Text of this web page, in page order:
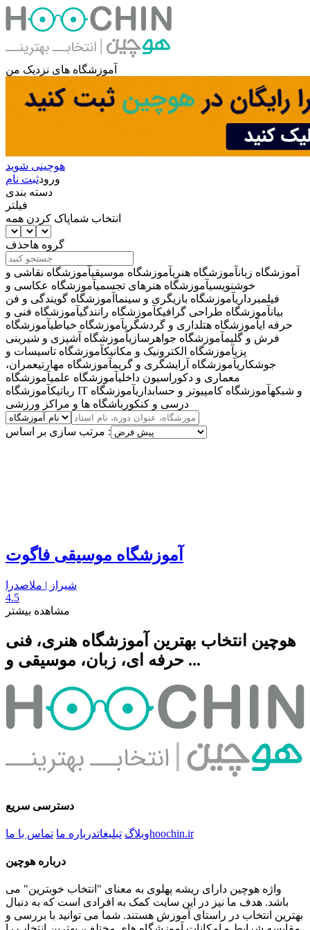
آموزشگاه های نزدیک من
هوچینی شوید
ورودثبت نام
دسته بندی
فیلتر
انتخاب شماپاک کردن همه
گروه هاحذف
آموزشگاه زبانآموزشگاه هنریآموزشگاه موسیقیآموزشگاه نقاشی و
خوشنویسیآموزشگاه هنرهای تجسمیآموزشگاه عکاسی و
فیلمبرداریآموزشگاه بازیگری و سینما آموزشگاه گویندگی و فن
بیانآموزشگاه طراحی گرافیکآموزشگاه رانندگیآموزشگاه فنی و
حرفه ایآموزشگاه هتلداری و گردشگریآموزشگاه خیاطیآموزشگاه
فرش و گلیمآموزشگاه جواهرسازیآموزشگاه آشپزی و شیرینی
پزیآموزشگاه الکترونیک و مکانیکآموزشگاه تاسیسات و
جوشکاریآموزشگاه آرایشگری و گریمآموزشگاه مهارتیعمران،
معماری و دکوراسیون داخلیآموزشگاه علمیآموزشگاه
رباتیک
آموزشگاه IT و شبکهآموزشگاه کامپیوتر و حسابداریآموزشگاه
درسی و کنکور باشگاه ها و مراکز ورزشی
مرتب سازی بر اساس :
آموزشگاه موسیقی فاگوت
شیراز | ملاصدرا
4.5
مشاهده بیشتر
هوچین انتخاب بهترین آموزشگاه هنری، فنی
حرفه ای، زبان، موسیقی و ...
دسترسی سریع
وبلاگ تبلیغاتدرباره ما تماس با ما hoochin.ir
درباره هوچین
واژه هوچین دارای ریشه پهلوی به معنای "انتخاب خوبترین" می
باشد. هدف ما نیز در این سایت کمک به افرادی است که به دنبال
بهترین انتخاب در راستای آموزش هستند. شما می توانید با بررسی و